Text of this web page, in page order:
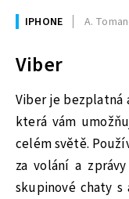
IPHONE A.
Viber
Viber je bezplatná
která vám
celém světě.
za volání a
skupinové chaty s